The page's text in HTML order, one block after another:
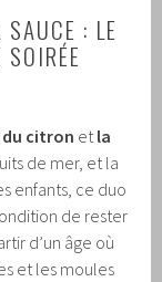
: LE
du citron et la
de mer, et la
enfants, ce duo
de rester
d’un âge où
et les moules